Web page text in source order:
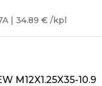
| 34.89 € /kpl
M12X1.25X35-10.9